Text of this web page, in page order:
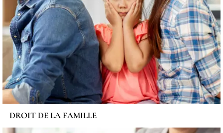
DROIT DE LA FAMILLE